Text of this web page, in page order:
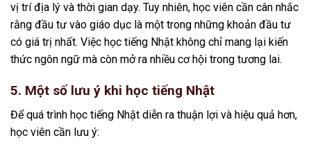
vị trí địa lý và thời gian dạy. Tuy nhiên, học viên cần cân nhắc
rằng đầu tư vào giáo dục là một trong những khoản đầu tư
có giá trị nhất. Việc học tiếng Nhật không chỉ mang lại kiến
thức ngôn ngữ mà còn mở ra nhiều cơ hội trong tương lai.
5. Một số lưu ý khi học tiếng Nhật
Để quá trình học tiếng Nhật diễn ra thuận lợi và hiệu quả hơn,
học viên cần lưu ý: